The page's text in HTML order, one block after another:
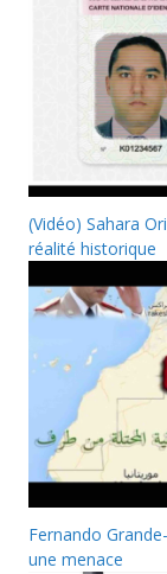
(Vidéo) Sahara
réalité historique
Fernando
une menace